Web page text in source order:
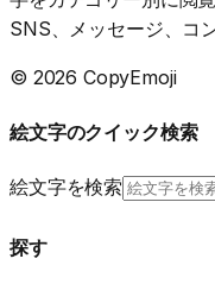
SNS、メッセージ、コ
© 2026 CopyEmoji
絵文字のクイック検索
絵文字を検索
探す